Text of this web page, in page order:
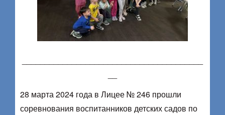
28 марта 2024 года в Лицее № 246 прошли
соревнования воспитанников детских садов по